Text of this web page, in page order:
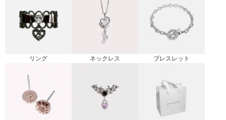
リング ネックレス ブレスレット